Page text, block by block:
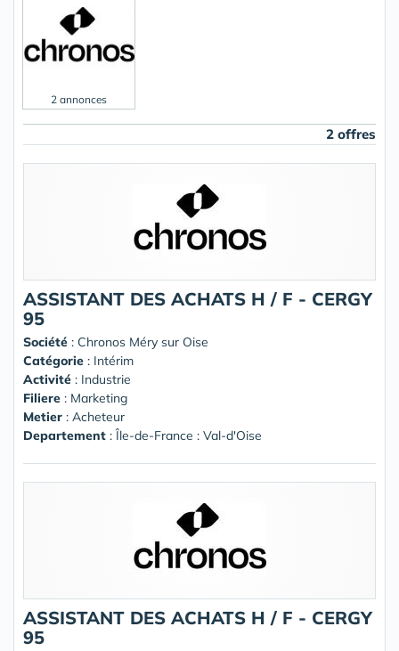
2 annonces
2 offres
ASSISTANT DES ACHATS H / F - CERGY
95
Société : Chronos Méry sur Oise
Catégorie : Intérim
Activité : Industrie
Filiere : Marketing
Metier : Acheteur
Departement : Île-de-France : Val-d'Oise
ASSISTANT DES ACHATS H / F - CERGY
95